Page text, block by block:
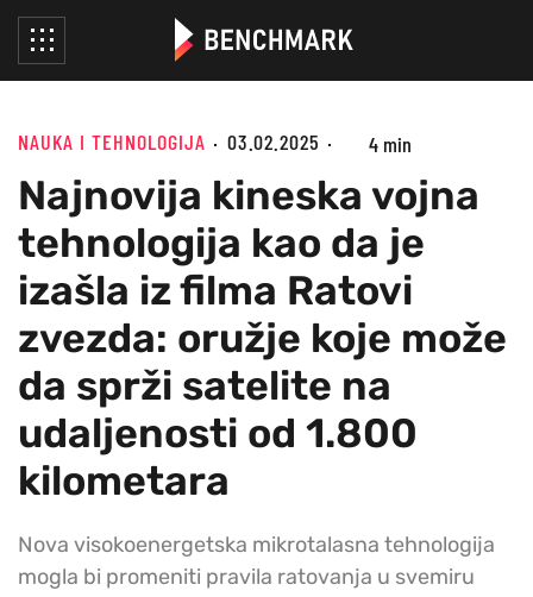
NAUKA I TEHNOLOGIJA 03.02.2025 4 min
Najnovija kineska vojna
tehnologija kao da je
izašla iz filma Ratovi
zvezda: oružje koje može
da sprži satelite na
udaljenosti od 1.800
kilometara
Nova visokoenergetska mikrotalasna tehnologija
mogla bi promeniti pravila ratovanja u svemiru